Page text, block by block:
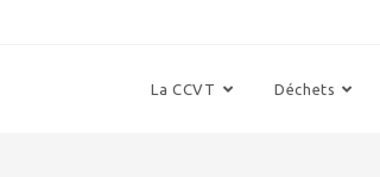
La CCVT Déchets